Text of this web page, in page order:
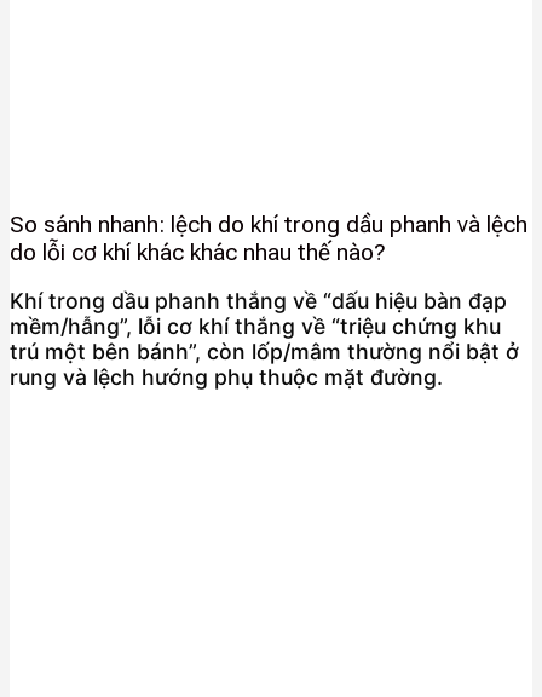
So sánh nhanh: lệch do khí trong dầu phanh và lệch
do lỗi cơ khí khác khác nhau thế nào?
Khí trong dầu phanh thắng về “dấu hiệu bàn đạp
mềm/hẫng”, lỗi cơ khí thắng về “triệu chứng khu
trú một bên bánh”, còn lốp/mâm thường nổi bật ở
rung và lệch hướng phụ thuộc mặt đường.